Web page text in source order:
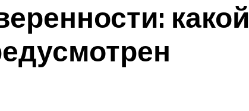
какой